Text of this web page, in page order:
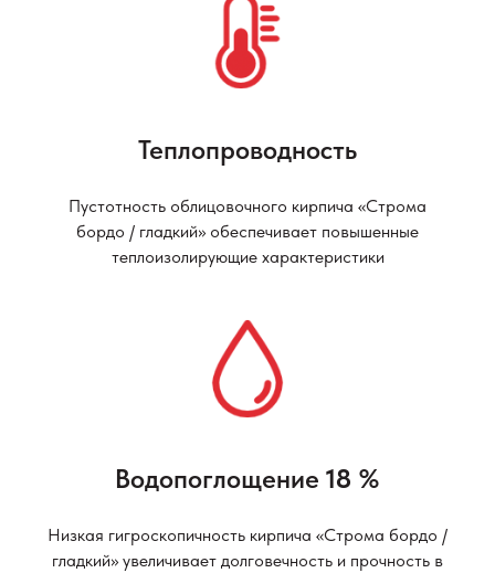
Теплопроводность
Пустотность облицовочного кирпича «Строма
бордо / гладкий» обеспечивает повышенные
теплоизолирующие характеристики
Водопоглощение 18 %
Низкая гигроскопичность кирпича «Строма бордо /
гладкий» увеличивает долговечность и прочность в